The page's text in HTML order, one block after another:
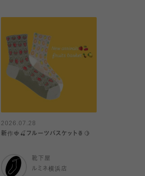
2026.07.28
新作🍓🍒フルーツバスケット🍍🍋
靴下屋
ルミネ横浜店